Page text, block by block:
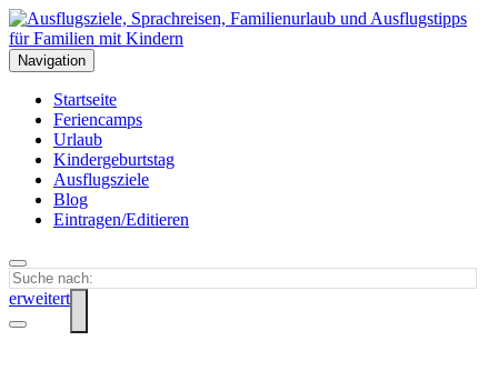
Navigation
Startseite
Feriencamps
Urlaub
Kindergeburtstag
Ausflugsziele
Blog
Eintragen/Editieren
erweitert